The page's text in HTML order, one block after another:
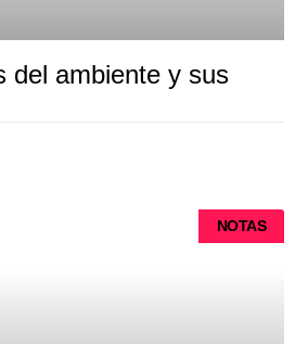
del ambiente y sus
NOTAS